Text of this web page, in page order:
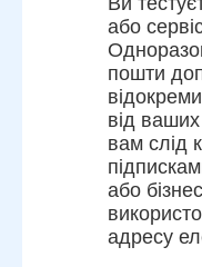
або
пошти
від
вам слід
або
адресу